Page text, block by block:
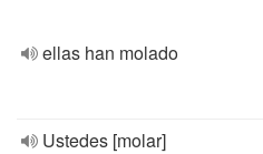
ellas han molado
Ustedes [molar]